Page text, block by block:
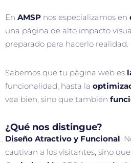
En AMSP nos especializamos en
una página de alto impacto
preparado para hacerlo realidad.
Sabemos que tu página web es
funcionalidad, hasta la
vea bien, sino que también
¿Qué nos distingue?
Diseño Atractivo y Funcional:
cautivan a los visitantes, sino